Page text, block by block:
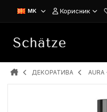
MK Корисник
ДЕКОРАТИВА AURA